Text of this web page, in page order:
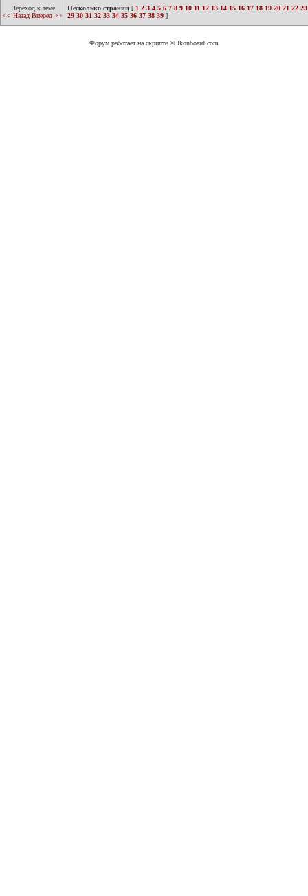
Переход к теме
<< Назад Вперед >>
Несколько страниц [ 1 2 3 4 5 6 7 8 9 10 11 12 13 14 15 16 17 18 19 20 21 22 23
29 30 31 32 33 34 35 36 37 38 39 ]
Форум работает на скрипте © Ikonboard.com